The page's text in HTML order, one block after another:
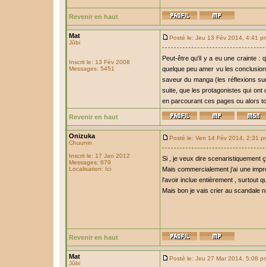
Revenir en haut
Mat
Jûbi
Inscrit le: 13 Fév 2008
Messages: 5451
Posté le: Jeu 13 Fév 2014, 4:41
Peut-être qu'il y a eu une crainte :
quelque peu amer vu les
saveur du manga (les réflexions
suite, que les protagonistes qui ont
en parcourant ces pages ou alors
Revenir en haut
Onizuka
Chuunin
Inscrit le: 17 Jan 2012
Messages: 679
Localisation: Ici
Posté le: Ven 14 Fév 2014, 2:31
Si , je veux dire scenaristiquement
Mais commercialement j'ai une
l'avoir inclue entièrement , surtout
Mais bon je vais crier au scandale
Revenir en haut
Mat
Jûbi
Posté le: Jeu 27 Mar 2014, 5:08